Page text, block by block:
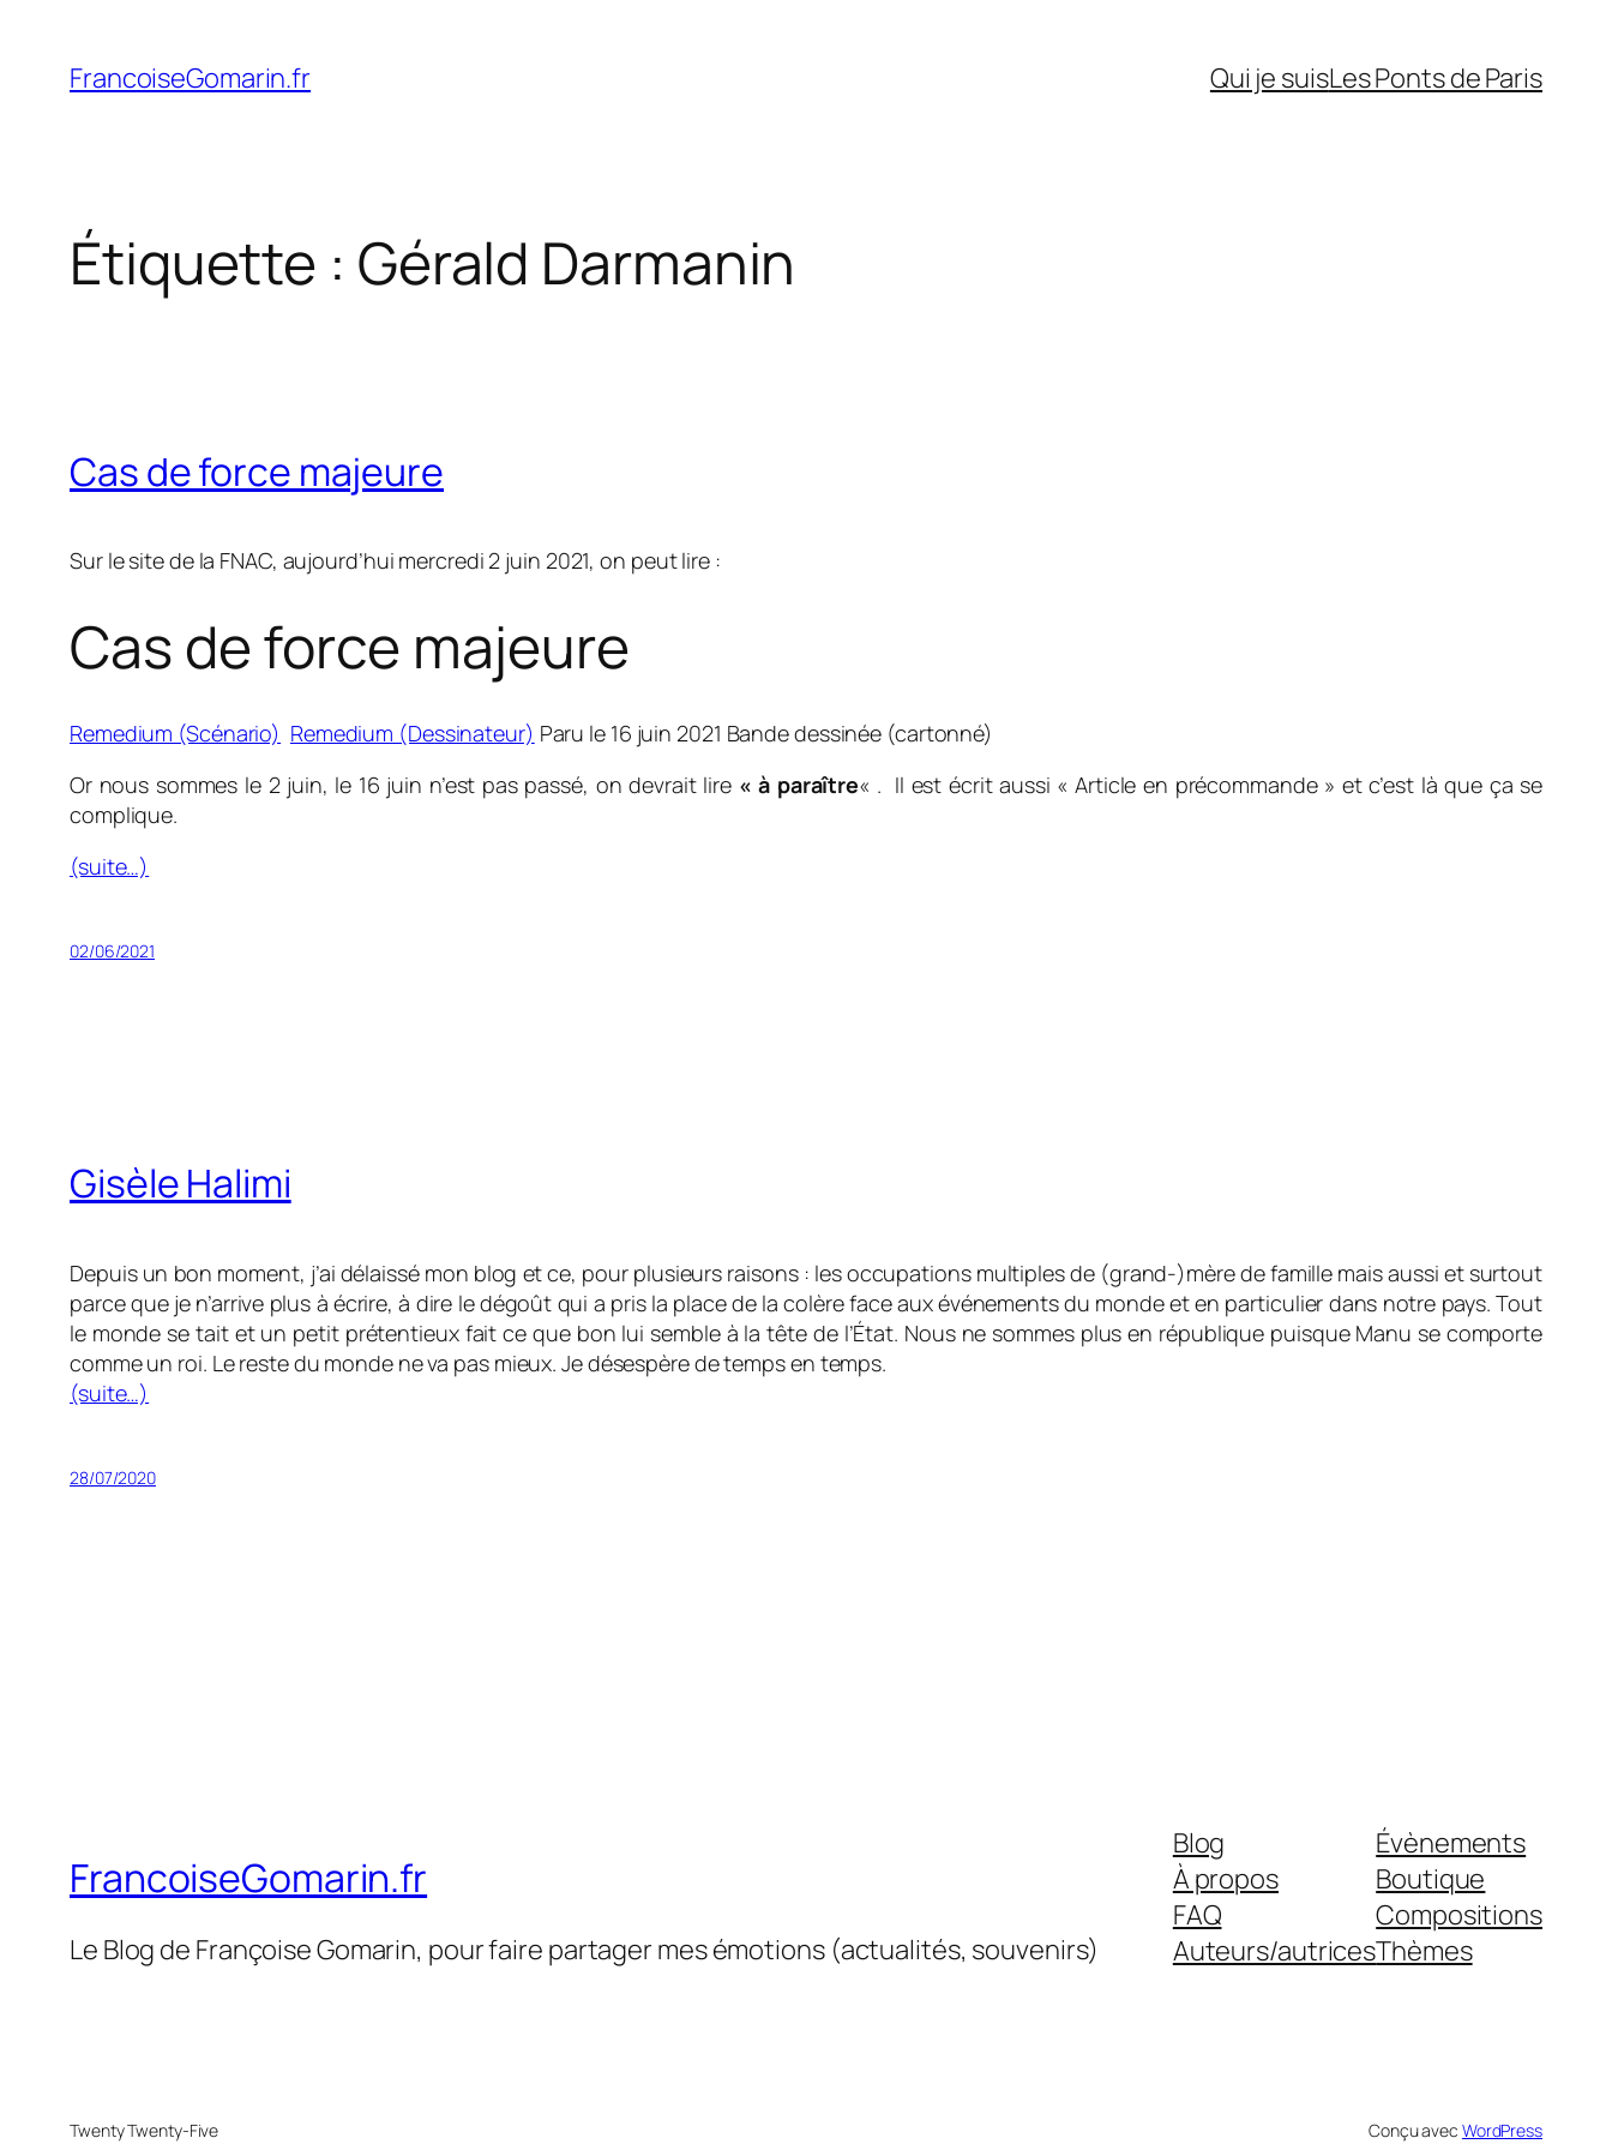
contenu
FrancoiseGomarin.fr Qui je suisLes Ponts de Paris
Étiquette : Gérald Darmanin
Cas de force majeure
Sur le site de la FNAC, aujourd’hui mercredi 2 juin 2021, on peut lire :
Cas de force majeure
Remedium (Scénario) Remedium (Dessinateur) Paru le 16 juin 2021 Bande dessinée (cartonné)
Or nous sommes le 2 juin, le 16 juin n’est pas passé, on devrait lire « à paraître« . Il est écrit aussi « Article en précommande » et c’est là que ça se
complique.
(suite…)
02/06/2021
Gisèle Halimi
Depuis un bon moment, j’ai délaissé mon blog et ce, pour plusieurs raisons : les occupations multiples de (grand-)mère de famille mais aussi et surtout
parce que je n’arrive plus à écrire, à dire le dégoût qui a pris la place de la colère face aux événements du monde et en particulier dans notre pays. Tout
le monde se tait et un petit prétentieux fait ce que bon lui semble à la tête de l’État. Nous ne sommes plus en république puisque Manu se comporte
comme un roi. Le reste du monde ne va pas mieux. Je désespère de temps en temps.
(suite…)
28/07/2020
FrancoiseGomarin.fr
Le Blog de Françoise Gomarin, pour faire partager mes émotions (actualités, souvenirs)
Blog
À propos
FAQ
Auteurs/autrices
Évènements
Boutique
Compositions
Thèmes
Twenty Twenty-Five Conçu avec WordPress